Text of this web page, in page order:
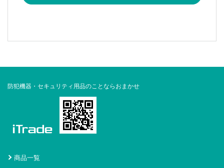
防犯機器・セキュリティ用品のことならおまかせ
商品一覧